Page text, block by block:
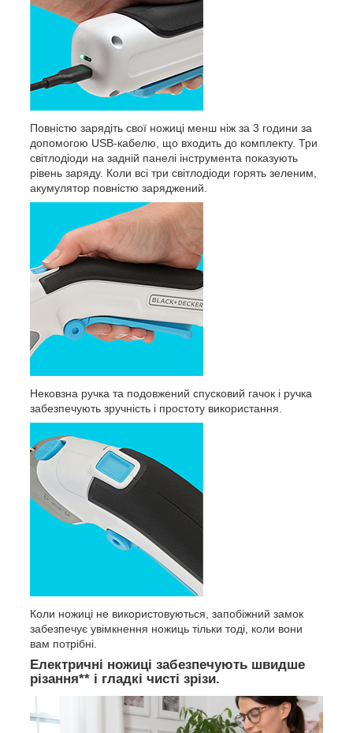
Повністю зарядіть свої ножиці менш ніж за 3 години за
допомогою USB-кабелю, що входить до комплекту. Три
світлодіоди на задній панелі інструмента показують
рівень заряду. Коли всі три світлодіоди горять зеленим,
акумулятор повністю заряджений.
Нековзна ручка та подовжений спусковий гачок і ручка
забезпечують зручність і простоту використання.
Коли ножиці не використовуються, запобіжний замок
забезпечує увімкнення ножиць тільки тоді, коли вони
вам потрібні.
Електричні ножиці забезпечують швидше
різання** і гладкі чисті зрізи.